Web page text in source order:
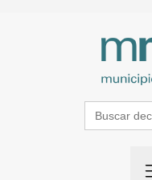
Search
for: